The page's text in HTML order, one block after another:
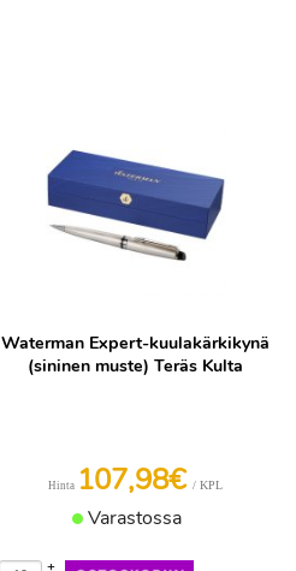
Waterman Expert-kuulakärkikynä
(sininen muste) Teräs Kulta
Hinta 107,98€ / KPL
Varastossa
+